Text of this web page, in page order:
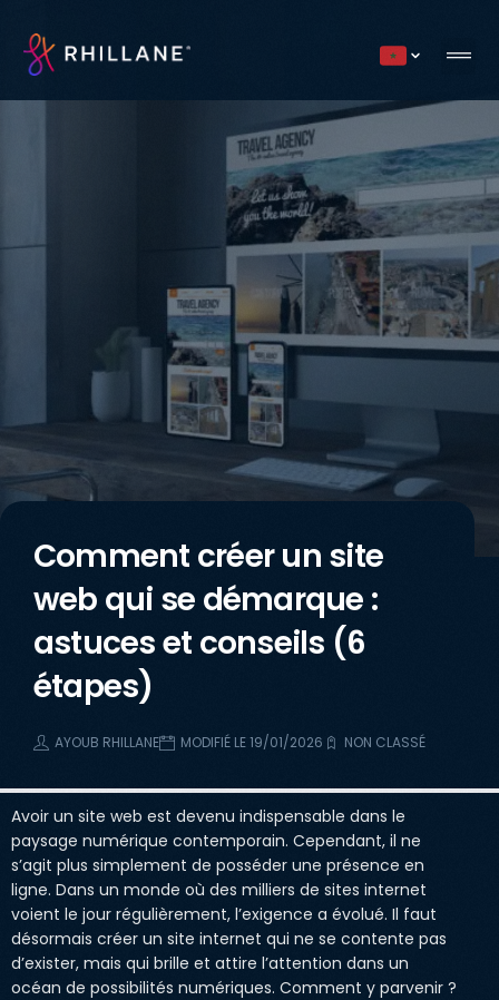
Current
Comment créer un site
web qui se démarque :
astuces et conseils (6
étapes)
AYOUB RHILLANE MODIFIÉ LE 19/01/2026 NON CLASSÉ
Avoir un site web est devenu indispensable dans le
paysage numérique contemporain. Cependant, il ne
s’agit plus simplement de posséder une présence en
ligne. Dans un monde où des milliers de sites internet
voient le jour régulièrement, l’exigence a évolué. Il faut
désormais créer un site internet qui ne se contente pas
d’exister, mais qui brille et attire l’attention dans un
océan de possibilités numériques. Comment y parvenir ?